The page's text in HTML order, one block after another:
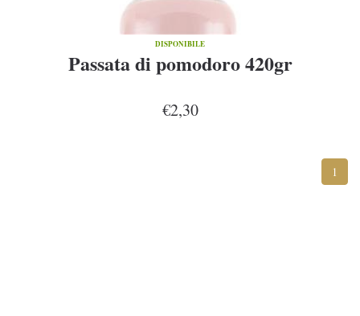
DISPONIBILE
Passata di pomodoro 420gr
€2,30
1